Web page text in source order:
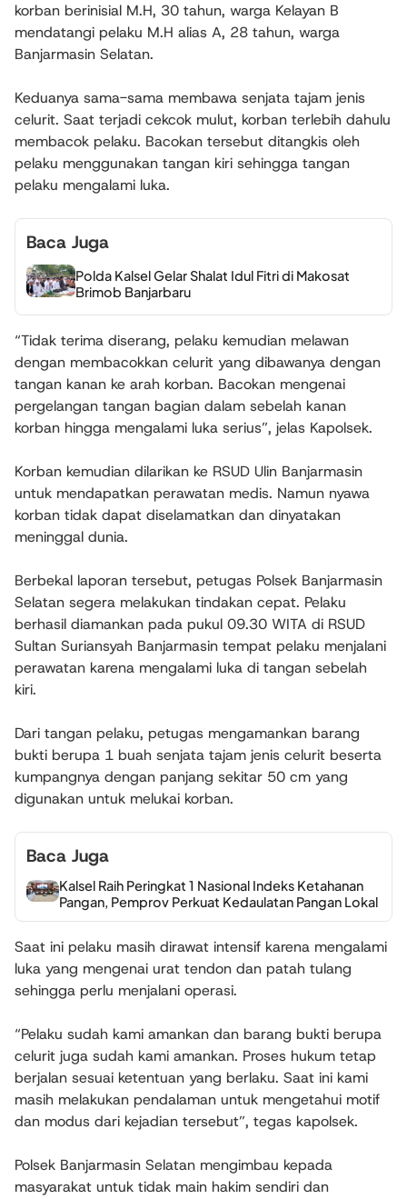
korban berinisial M.H, 30 tahun, warga Kelayan B
mendatangi pelaku M.H alias A, 28 tahun, warga
Banjarmasin Selatan.
Keduanya sama-sama membawa senjata tajam jenis
celurit. Saat terjadi cekcok mulut, korban terlebih dahulu
membacok pelaku. Bacokan tersebut ditangkis oleh
pelaku menggunakan tangan kiri sehingga tangan
pelaku mengalami luka.
Baca Juga
Polda Kalsel Gelar Shalat Idul Fitri di Makosat
Brimob Banjarbaru
“Tidak terima diserang, pelaku kemudian melawan
dengan membacokkan celurit yang dibawanya dengan
tangan kanan ke arah korban. Bacokan mengenai
pergelangan tangan bagian dalam sebelah kanan
korban hingga mengalami luka serius”, jelas Kapolsek.
Korban kemudian dilarikan ke RSUD Ulin Banjarmasin
untuk mendapatkan perawatan medis. Namun nyawa
korban tidak dapat diselamatkan dan dinyatakan
meninggal dunia.
Berbekal laporan tersebut, petugas Polsek Banjarmasin
Selatan segera melakukan tindakan cepat. Pelaku
berhasil diamankan pada pukul 09.30 WITA di RSUD
Sultan Suriansyah Banjarmasin tempat pelaku menjalani
perawatan karena mengalami luka di tangan sebelah
kiri.
Dari tangan pelaku, petugas mengamankan barang
bukti berupa 1 buah senjata tajam jenis celurit beserta
kumpangnya dengan panjang sekitar 50 cm yang
digunakan untuk melukai korban.
Baca Juga
Kalsel Raih Peringkat 1 Nasional Indeks Ketahanan
Pangan, Pemprov Perkuat Kedaulatan Pangan Lokal
Saat ini pelaku masih dirawat intensif karena mengalami
luka yang mengenai urat tendon dan patah tulang
sehingga perlu menjalani operasi.
“Pelaku sudah kami amankan dan barang bukti berupa
celurit juga sudah kami amankan. Proses hukum tetap
berjalan sesuai ketentuan yang berlaku. Saat ini kami
masih melakukan pendalaman untuk mengetahui motif
dan modus dari kejadian tersebut”, tegas kapolsek.
Polsek Banjarmasin Selatan mengimbau kepada
masyarakat untuk tidak main hakim sendiri dan